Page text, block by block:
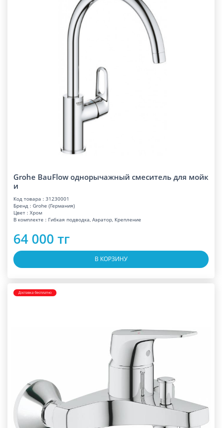
Grohe BauFlow однорычажный смеситель для мойк
и
Код товара : 31230001
Бренд : Grohe (Германия)
Цвет : Хром
В комплекте : Гибкая подводка, Аэратор, Крепление
64 000 тг
В КОРЗИНУ
Доставка бесплатно